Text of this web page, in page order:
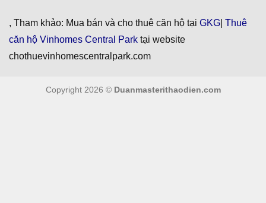
, Tham khảo: Mua bán và cho thuê căn hộ tại GKG Thuê
căn hộ Vinhomes Central Park tại website
chothuevinhomescentralpark.com
Copyright 2026 © Duanmasterithaodien.com